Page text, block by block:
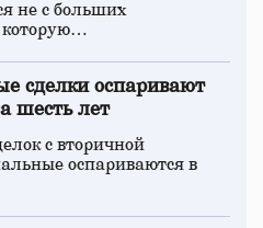
не с больших
которую…
сделки оспаривают
шесть лет
с вторичной
оспариваются в